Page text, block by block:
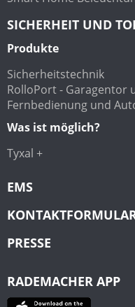
SICHERHEIT UND
Produkte
Sicherheitstechnik
RolloPort - Garagentor
Fernbedienung und
Was ist möglich?
Tyxal +
EMS
PRESSE
RADEMACHER APP